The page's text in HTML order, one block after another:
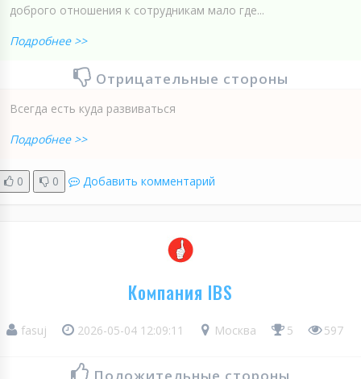
доброго отношения к сотрудникам мало где...
Подробнее >>
Отрицательные стороны
Всегда есть куда развиваться
Подробнее >>
0 0 Добавить комментарий
Компания IBS
fasuj 2026-05-04 12:09:11 Москва 5 597